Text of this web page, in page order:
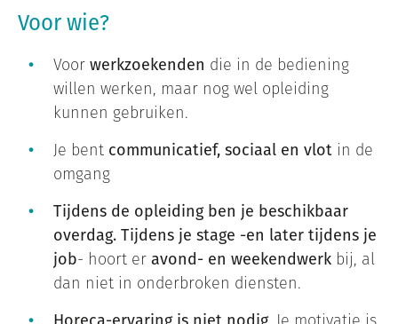
Voor wie?
Voor werkzoekenden die in de bediening
willen werken, maar nog wel opleiding
kunnen gebruiken.
Je bent communicatief, sociaal en vlot in de
omgang
Tijdens de opleiding ben je beschikbaar
overdag. Tijdens je stage -en later tijdens je
job- hoort er avond- en weekendwerk bij, al
dan niet in onderbroken diensten.